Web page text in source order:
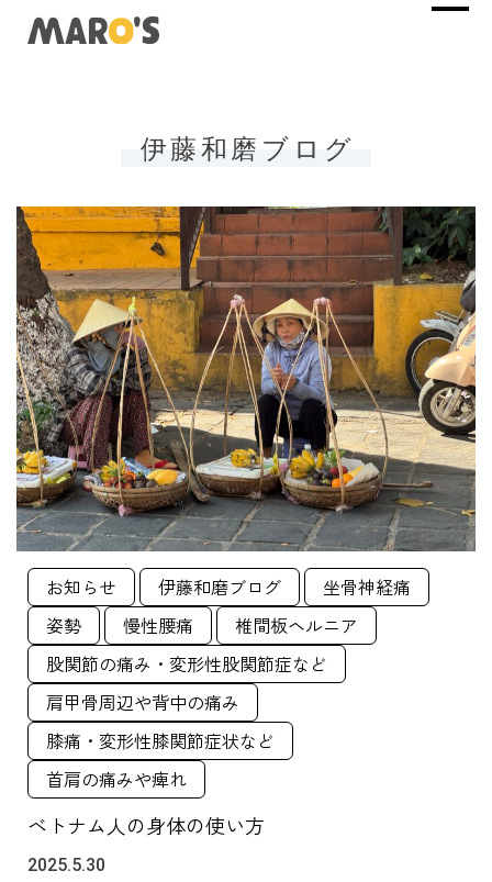
伊藤和磨ブログ
お知らせ 伊藤和磨ブログ
坐骨神経痛
姿勢
慢性腰痛
椎間板ヘルニア
股関節の痛み・変形性股関節症など
肩甲骨周辺や背中の痛み
膝痛・変形性膝関節症状など
首肩の痛みや痺れ
ベトナム人の身体の使い方
2025.5.30